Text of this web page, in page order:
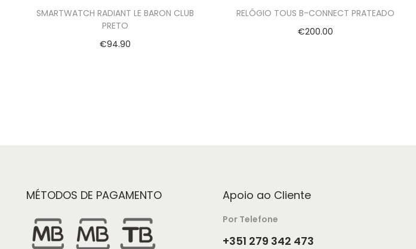
SMARTWATCH RADIANT LE BARON CLUB
PRETO
€94.90
RELÓGIO TOUS B-CONNECT PRATEADO
€200.00
MÉTODOS DE PAGAMENTO Apoio ao Cliente
Por Telefone
+351 279 342 473